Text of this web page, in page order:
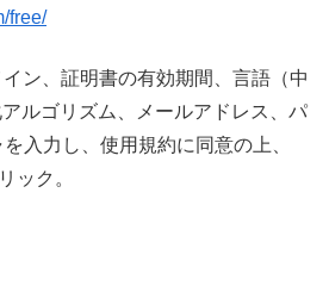
free/
ン、証明書の有効期間、言語（中
ルゴリズム、メールアドレス、パ
入力し、使用規約に同意の上、
ック。